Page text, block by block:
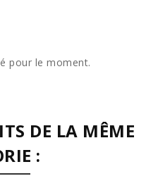
pour le moment.
DE LA MÊME
: